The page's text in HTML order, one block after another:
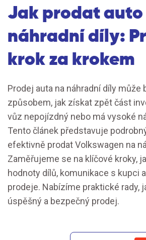
Jak prodat auto
náhradní díly:
krok za krokem
Prodej auta na náhradní díly může
způsobem, jak získat zpět část
vůz nepojízdný nebo má vysoké
Tento článek představuje
efektivně prodat Volkswagen na
Zaměřujeme se na klíčové kroky,
hodnoty dílů, komunikace s kupci
prodeje. Nabízíme praktické rady,
úspěšný a bezpečný prodej.